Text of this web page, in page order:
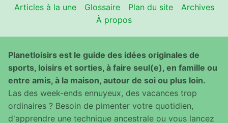
Articles à la une Glossaire Plan du site
Archives
À propos
Planetloisirs est le guide des idées originales de
sports, loisirs et sorties, à faire seul(e), en famille ou
entre amis, à la maison, autour de soi ou plus loin.
Las des week-ends ennuyeux, des vacances trop
ordinaires ? Besoin de pimenter votre quotidien,
d'apprendre une technique ancestrale ou vous lancez